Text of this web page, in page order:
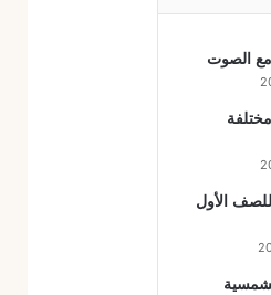
مع الصوت
الأول